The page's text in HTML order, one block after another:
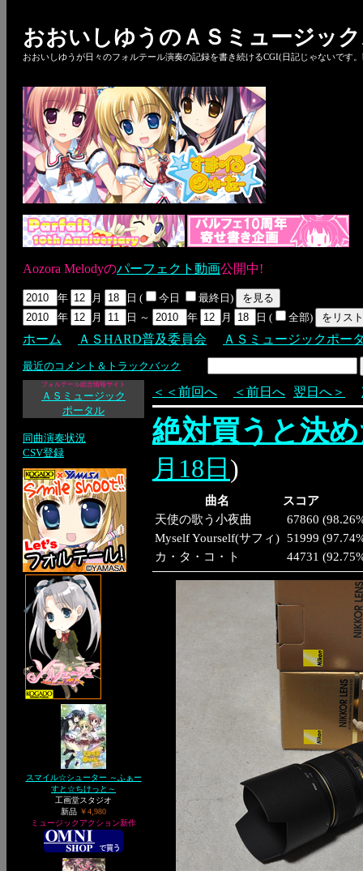
おおいしゆうのＡＳミュージッ
おおいしゆうが日々のフォルテール演奏の記録を書き続けるCGI(日記じゃないです
Aozora Melodyのパーフェクト動画公開中!
年 月 日 ( 今日
最終日)
年
月 日 ～ 年 月 日 ( 全部)
ホーム ＡＳHARD普及委員会 ＡＳミュージックポー
最近のコメント＆トラックバック
フォルテール総合情報サイト
ＡＳミュージック
ポータル
同曲演奏状況
CSV登録
スマイル☆シューター ～ふぁー
すと☆ちけっと～
工画堂スタジオ
新品 ￥4,980
ミュージックアクション新作
＜＜前回へ ＜前日へ 翌日へ＞
絶対買うと決
月18日 )
曲名
スコア
天使の歌う小夜曲
67860 (
Myself Yourself(サフィ) 51999 (
カ・タ・コ・ト
44731 (